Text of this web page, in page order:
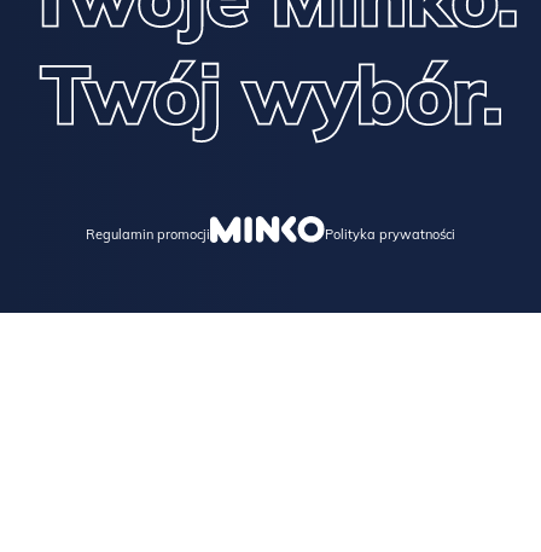
Regulamin promocji Polityka prywatności